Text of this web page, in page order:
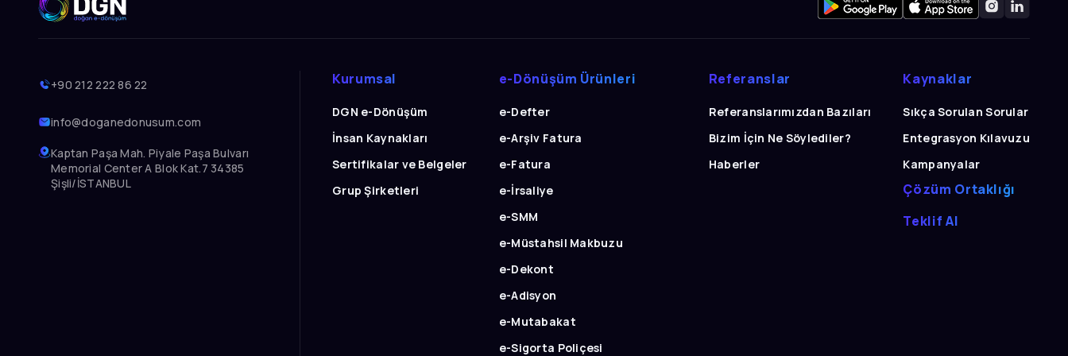
+90 212 222 86 22
info@doganedonusum.com
Kaptan Paşa Mah. Piyale Paşa Bulvarı
Memorial Center A Blok Kat.7 34385
Şişli/İSTANBUL
Kurumsal
DGN e-Dönüşüm
İnsan Kaynakları
Sertifikalar ve Belgeler
Grup Şirketleri
e-Dönüşüm Ürünleri
e-Defter
e-Arşiv Fatura
e-Fatura
e-İrsaliye
e-SMM
e-Müstahsil Makbuzu
e-Dekont
e-Adisyon
e-Mutabakat
e-Sigorta Poliçesi
Referanslar
Referanslarımızdan Bazıları
Bizim İçin Ne Söylediler?
Haberler
Kaynaklar
Sıkça Sorulan Sorular
Entegrasyon Kılavuzu
Kampanyalar
Çözüm Ortaklığı
Teklif Al